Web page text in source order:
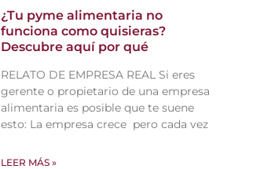
¿Tu pyme alimentaria no
funciona como quisieras?
Descubre aquí por qué
RELATO DE EMPRESA REAL Si eres
gerente o propietario de una empresa
alimentaria es posible que te suene
esto: La empresa crece pero cada vez
LEER MÁS »